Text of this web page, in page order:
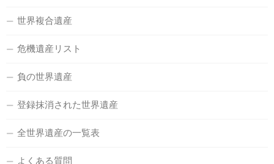
世界複合遺産
危機遺産リスト
負の世界遺産
登録抹消された世界遺産
全世界遺産の一覧表
よくある質問